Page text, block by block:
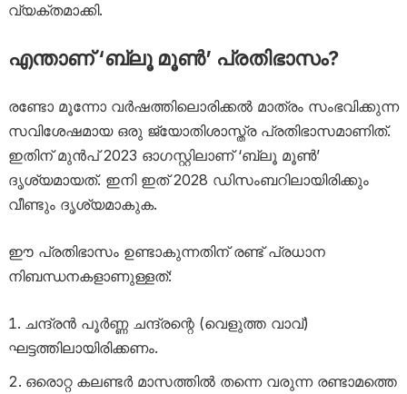
വ്യക്തമാക്കി.
എന്താണ് ‘ബ്ലൂ മൂൺ’ പ്രതിഭാസം?
രണ്ടോ മൂന്നോ വർഷത്തിലൊരിക്കൽ മാത്രം സംഭവിക്കുന്ന
സവിശേഷമായ ഒരു ജ്യോതിശാസ്ത്ര പ്രതിഭാസമാണിത്.
ഇതിന് മുൻപ് 2023 ഓഗസ്റ്റിലാണ് ‘ബ്ലൂ മൂൺ’
ദൃശ്യമായത്. ഇനി ഇത് 2028 ഡിസംബറിലായിരിക്കും
വീണ്ടും ദൃശ്യമാകുക.
ഈ പ്രതിഭാസം ഉണ്ടാകുന്നതിന് രണ്ട് പ്രധാന
നിബന്ധനകളാണുള്ളത്:
ചന്ദ്രൻ പൂർണ്ണ ചന്ദ്രന്റെ (വെളുത്ത വാവ്)
ഘട്ടത്തിലായിരിക്കണം.
ഒരൊറ്റ കലണ്ടർ മാസത്തിൽ തന്നെ വരുന്ന രണ്ടാമത്തെ